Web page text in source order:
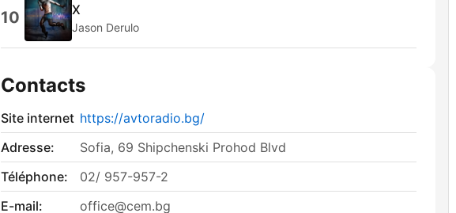
10 X
Jason Derulo
Contacts
Site internet https://avtoradio.bg/
Adresse:
Sofia, 69 Shipchenski Prohod Blvd
Téléphone:
02/ 957-957-2
E-mail:
office@cem.bg